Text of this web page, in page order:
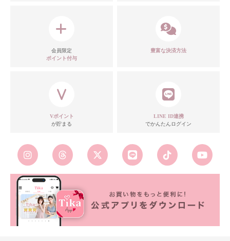
会員限定
ポイント付与
豊富な決済方法
Vポイント
が貯まる
LINE ID連携
でかんたんログイン